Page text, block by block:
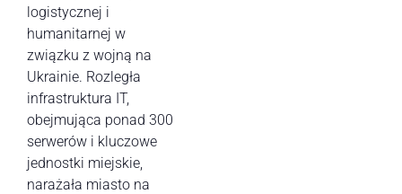
logistycznej i
humanitarnej w
związku z wojną na
Ukrainie. Rozległa
infrastruktura IT,
obejmująca ponad 300
serwerów i kluczowe
jednostki miejskie,
narażała miasto na